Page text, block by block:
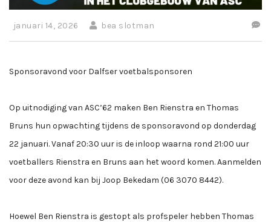
januari 14, 2026 bea slotman
Sponsoravond voor Dalfser voetbalsponsoren
Op uitnodiging van ASC’62 maken Ben Rienstra en Thomas
Bruns hun opwachting tijdens de sponsoravond op donderdag
22 januari. Vanaf 20:30 uur is de inloop waarna rond 21:00 uur
voetballers Rienstra en Bruns aan het woord komen. Aanmelden
voor deze avond kan bij Joop Bekedam (06 3070 8442).
Hoewel Ben Rienstra is gestopt als profspeler hebben Thomas